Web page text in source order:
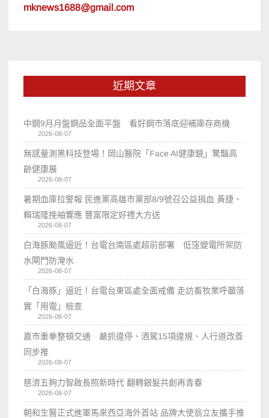
mknews1688@gmail.com
近期文章
中鋼9月月盤鋼品全面平盤 看好鋼市落底迎補庫存商機
2026-08-07
無感量測黑科技登場！岡山醫院「Face AI健康鏡」驚豔高
齡健康展
2026-08-07
暑期血庫拉警報 民進黨高雄市黨部8/9號召公益捐血 黃捷、
賴瑞隆挽袖響應 豐富限定好禮大方送
2026-08-07
白海豚颱風逼近！台電台南區處超前部署 低窪變電所架防
水閘門防淹水
2026-08-07
「白海豚」逼近！台電台東區處全面戒備 走訪畜牧業呼籲落
實「用電」檢查
2026-08-07
嘉市重拳整頓交通 嚴抓違停、酒駕15項違規、人行道改善
同步推
2026-08-07
慈濟五夠力智啟長照新時代 翻轉銀髮共創再青春
2026-08-07
朝和生醫正式進軍馬來西亞海外首站 品牌大使翁立友攜手推